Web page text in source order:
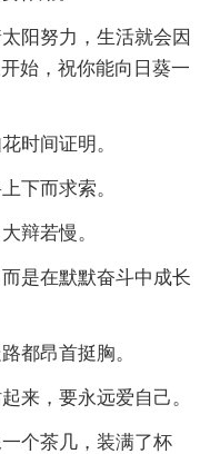
阳努力，生活就会因
始，祝你能向日葵一
时间证明。
下而求索。
辩若慢。
是在默默奋斗中成长
都昂首挺胸。
，要永远爱自己。
个茶几，装满了杯